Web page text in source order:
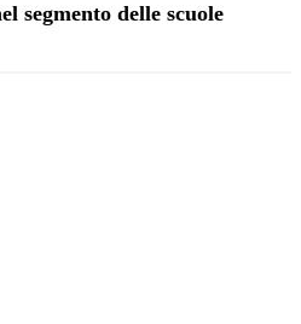
segmento delle scuole